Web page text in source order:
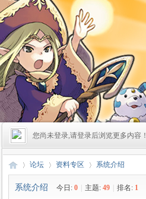
您尚未登录,请登录后浏览更多内容！
论坛 资料专区 系统介绍
系统介绍 今日: 0 主题: 49 排名: 1